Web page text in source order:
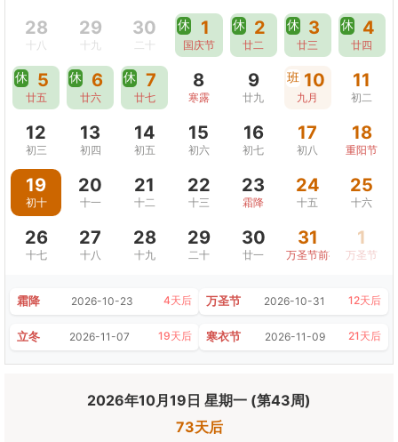
28
十八
29
十九
30
二十
休 1
国庆节
休 2
廿二
休 3
廿三
休 4
廿四
休 5
廿五
休 6
廿六
休 7
廿七
8
寒露
9
廿九
班 10
九月
11
初二
12
初三
13
初四
14
初五
15
初六
16
初七
17
初八
18
重阳节
19
初十
20
十一
21
十二
22
十三
23
霜降
24
十五
25
十六
26
十七
27
十八
28
十九
29
二十
30
廿一
31
万圣节前夜
1
万圣节
霜降 2026-10-23 4天后 万圣节 2026-10-31 12天后
立冬 2026-11-07 19天后 寒衣节 2026-11-09 21天后
2026年10月19日 星期一 (第43周)
73天后